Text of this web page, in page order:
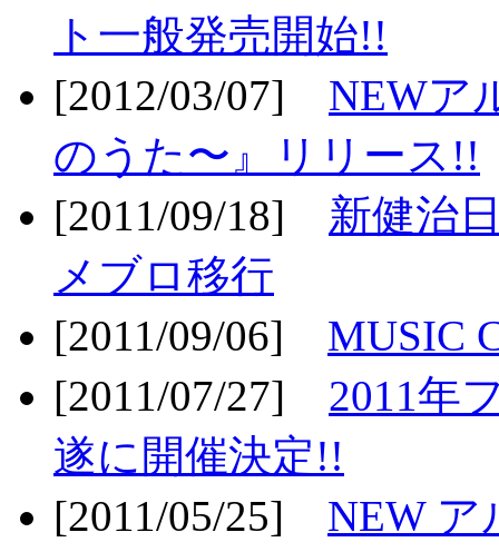
ト一般発売開始!!
[2012/03/07] NEWア
のうた〜』リリース!!
[2011/09/18] 新健治
メブロ移行
[2011/09/06] MUSIC
[2011/07/27] 2011年
遂に開催決定!!
[2011/05/25] NEW